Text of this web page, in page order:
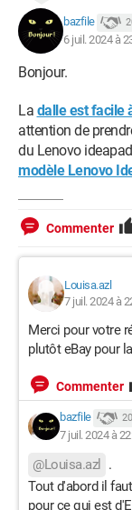
bazfile
6 juil. 2024 à
Bonjour.
La dalle est facile
attention de
du Lenovo
modèle Lenovo
Commenter
Louisa.azl
7 juil. 2024 à
Merci pour votre
plutôt eBay pour
Commenter
bazfile
7 juil. 2024 à
@Louisa.azl
.
Tout d'abord il
pour ce qui est